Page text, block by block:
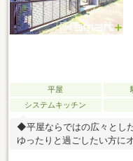
平屋
システムキッチン
◆平屋ならではの広々とし
ゆったりと過ごしたい方に